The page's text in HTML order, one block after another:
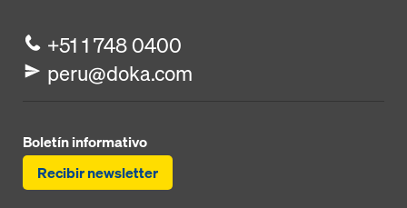
+51 1 748 0400
peru@doka.com
Boletín informativo
Recibir newsletter